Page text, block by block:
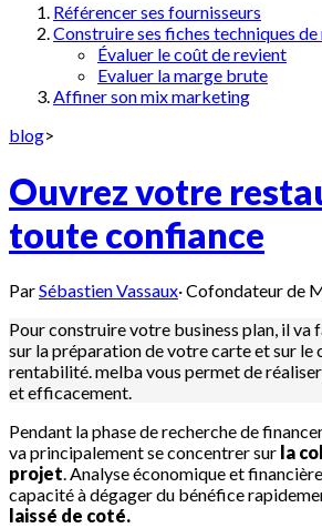
Référencer ses fournisseurs
Construire ses fiches techniques
Évaluer le coût de revient
Evaluer la marge brute
Affiner son mix marketing
blog>
Ouvrez votre
toute confiance
ParSébastien Vassaux·Cofondateur de
Pour construire votre business plan, il
sur la préparation de votre carte et sur le
rentabilité. melba vous permet de
et efficacement.
Pendant la phase de recherche de
va principalement se concentrer sur la
projet. Analyse économique et
capacité à dégager du bénéfice
laissé de coté.